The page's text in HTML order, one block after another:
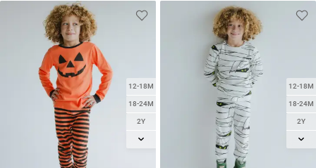
12-18M
18-24M
2Y
3Y
12-18M
18-24M
2Y
3Y